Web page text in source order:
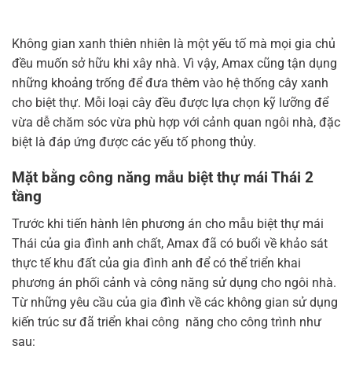
Không gian xanh thiên nhiên là một yếu tố mà mọi gia chủ
đều muốn sở hữu khi xây nhà. Vì vậy, Amax cũng tận dụng
những khoảng trống để đưa thêm vào hệ thống cây xanh
cho biệt thự. Mỗi loại cây đều được lựa chọn kỹ lưỡng để
vừa dễ chăm sóc vừa phù hợp với cảnh quan ngôi nhà, đặc
biệt là đáp ứng được các yếu tố phong thủy.
Mặt bằng công năng mẫu biệt thự mái Thái 2
tầng
Trước khi tiến hành lên phương án cho mẫu biệt thự mái
Thái của gia đình anh chất, Amax đã có buổi về khảo sát
thực tế khu đất của gia đình anh để có thể triển khai
phương án phối cảnh và công năng sử dụng cho ngôi nhà.
Từ những yêu cầu của gia đình về các không gian sử dụng
kiến trúc sư đã triển khai công năng cho công trình như
sau: